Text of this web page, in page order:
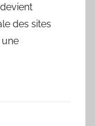
des sites
une